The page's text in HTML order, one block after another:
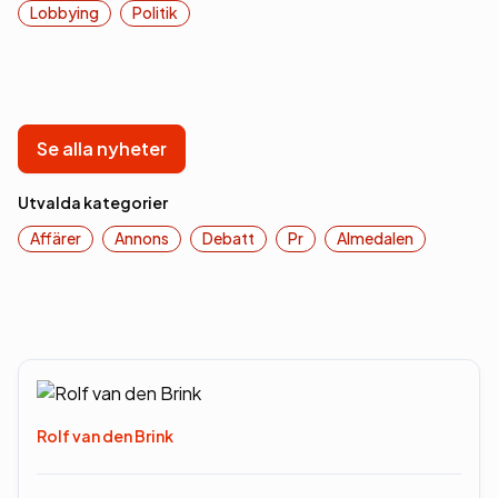
Lobbying Politik
Se alla nyheter
Utvalda kategorier
Affärer
Annons Debatt Pr Almedalen
Rolf van den Brink